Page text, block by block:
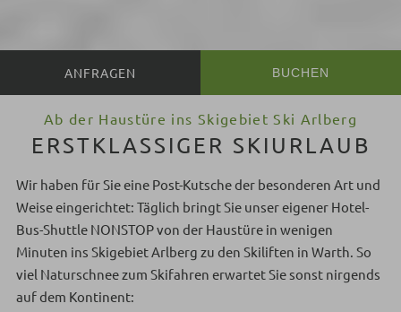
BUCHEN
Ab der Haustüre ins Skigebiet Ski Arlberg
ERSTKLASSIGER SKIURLAUB
Wir haben für Sie eine Post-Kutsche der besonderen Art und
Weise eingerichtet: Täglich bringt Sie unser eigener Hotel-
Bus-Shuttle NONSTOP von der Haustüre in wenigen
Minuten ins Skigebiet Arlberg zu den Skiliften in Warth. So
viel Naturschnee zum Skifahren erwartet Sie sonst nirgends
auf dem Kontinent: